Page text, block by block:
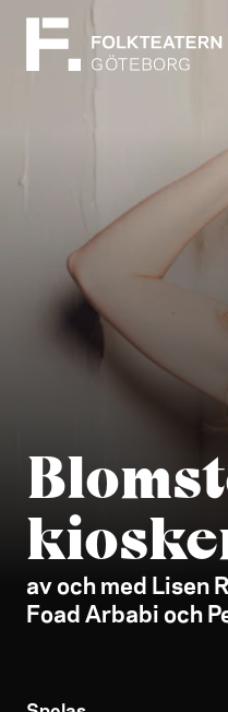
av och med Lisen
Foad Arbabi och